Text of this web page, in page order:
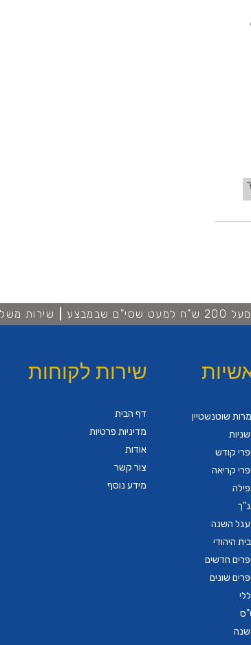
שירות
שוטנשטיין
קודש
קריאה
השנה
היהודי
חדשים
שונים
שירות לקוחות
דף הבית
מדיניות פרטיות
אודות
צור קשר
מידע נוסף